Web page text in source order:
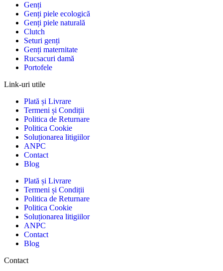
Genți
Genți piele ecologică
Genți piele naturală
Clutch
Seturi genți
Genți maternitate
Rucsacuri damă
Portofele
Link-uri utile
Plată și Livrare
Termeni și Condiții
Politica de Returnare
Politica Cookie
Soluționarea litigiilor
ANPC
Contact
Blog
Plată și Livrare
Termeni și Condiții
Politica de Returnare
Politica Cookie
Soluționarea litigiilor
ANPC
Contact
Blog
Contact